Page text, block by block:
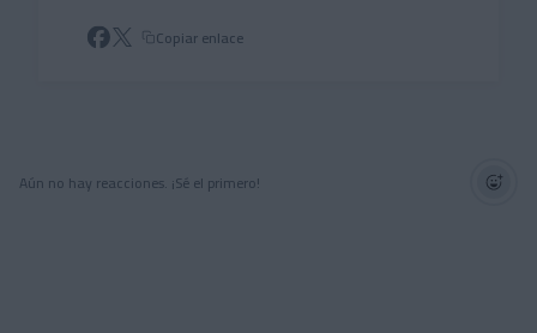
Copiar enlace
Aún no hay reacciones. ¡Sé el primero!